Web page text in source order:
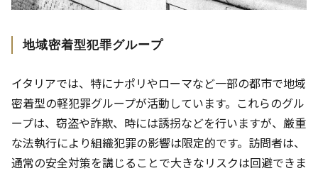
地域密着型犯罪グループ
イタリアでは、特にナポリやローマなど一部の都市で地域
密着型の軽犯罪グループが活動しています。これらのグル
ープは、窃盗や詐欺、時には誘拐などを行いますが、厳重
な法執行により組織犯罪の影響は限定的です。訪問者は、
通常の安全対策を講じることで大きなリスクは回避できま